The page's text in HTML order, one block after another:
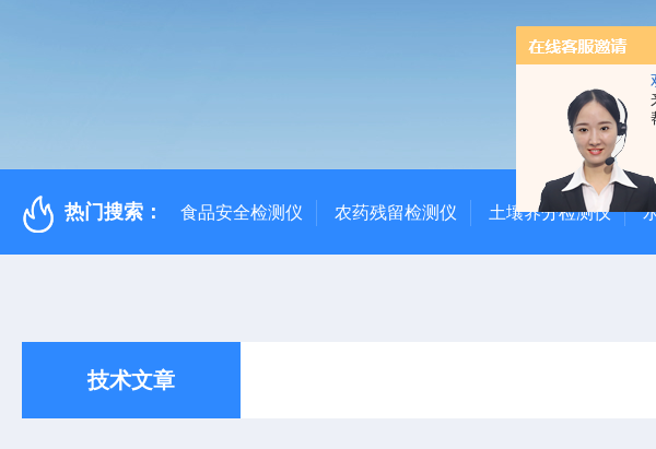
热门搜索： 食品安全检测仪 农药残留检测仪 土壤养分检测仪
技术文章